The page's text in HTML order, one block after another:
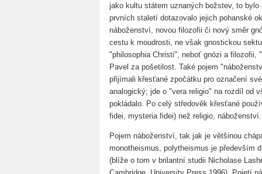
jako kultu státem uznaných božstev, to
prvních staletí dotazovalo jejich pohanské
náboženství, novou filozofii či nový směr
cestu k moudrosti, ne však gnostickou
"philosophia Christi", neboť gnózi a filozofii,
Pavel za pošetilost. Také pojem
přijímali křesťané zpočátku pro označení
analogický; jde o "vera religio" na rozdíl od
pokládalo. Po celý středověk křesťané
fidei, mysteria fidei) než religio, náboženství.
Pojem náboženství, tak jak je většinou
monotheismus, polytheismus je především
(blíže o tom v brilantní studii Nicholase